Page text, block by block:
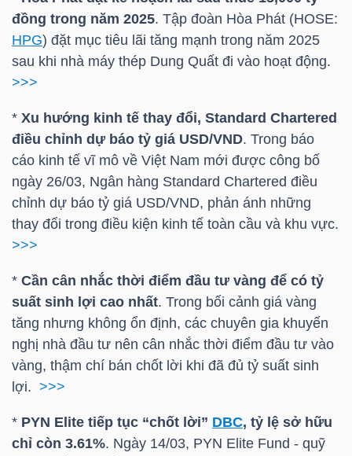
đồng trong năm 2025. Tập đoàn Hòa Phát (HOSE:
HPG) đặt mục tiêu lãi tăng mạnh trong năm 2025
sau khi nhà máy thép Dung Quất đi vào hoạt động.
>>>
* Xu hướng kinh tế thay đổi, Standard Chartered
điều chỉnh dự báo tỷ giá USD/VND. Trong báo
cáo kinh tế vĩ mô về Việt Nam mới được công bố
ngày 26/03, Ngân hàng Standard Chartered điều
chỉnh dự báo tỷ giá USD/VND, phản ánh những
thay đổi trong điều kiện kinh tế toàn cầu và khu vực.
>>>
* Cần cân nhắc thời điểm đầu tư vàng để có tỷ
suất sinh lợi cao nhất. Trong bối cảnh giá vàng
tăng nhưng không ổn định, các chuyên gia khuyến
nghị nhà đầu tư nên cân nhắc thời điểm đầu tư vào
vàng, thậm chí bán chốt lời khi đã đủ tỷ suất sinh
lợi. >>>
* PYN Elite tiếp tục “chốt lời” DBC, tỷ lệ sở hữu
chỉ còn 3.61%. Ngày 14/03, PYN Elite Fund - quỹ
PHIẾU
CÔNG
CỤ
ĐẦU
TƯ
TRUY
XUẤT
LIỆU
Ngành
(-)
VS-
SECTOR